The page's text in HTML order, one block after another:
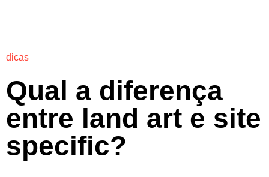
dicas
Qual a diferença
entre land art e site
specific?